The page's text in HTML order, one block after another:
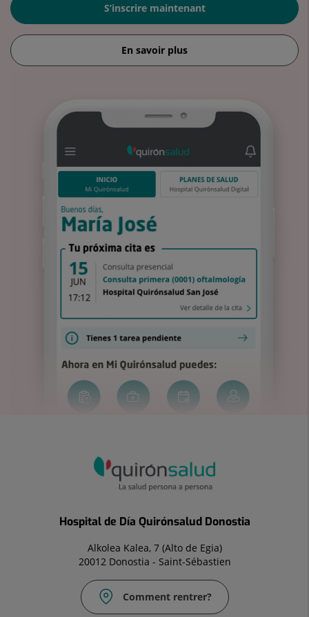
S’inscrire maintenant
En savoir plus
Hospital de Día Quirónsalud Donostia
Alkolea Kalea, 7 (Alto de Egia)
20012 Donostia - Saint-Sébastien
Comment rentrer?